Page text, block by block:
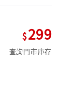
299
查詢門市庫存